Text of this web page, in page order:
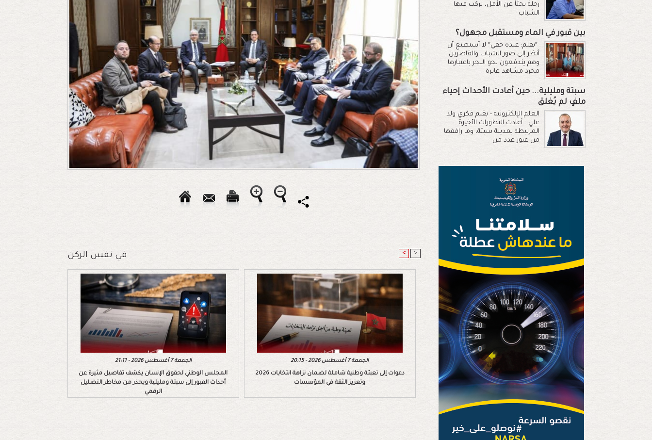
في نفس الركن < >
الجمعة 7 أغسطس 2026 - 21:11
المجلس الوطني لحقوق الإنسان يكشف تفاصيل مثيرة عن
أحداث العبور إلى سبتة ومليلية ويحذر من مخاطر التضليل
الرقمي
الجمعة 7 أغسطس 2026 - 20:15
دعوات إلى تعبئة وطنية شاملة لضمان نزاهة انتخابات 2026
وتعزيز الثقة في المؤسسات
رحلةً بحثاً عن الأمل، يركب فيها
الشباب
بين قبور في الماء ومستقبل مجهول؟
*بقلم: عبده حقي* لا أستطيع أن
أنظر إلى صور الشباب والقاصرين
وهم يندفعون نحو البحر باعتبارها
مجرد مشاهد عابرة
سبتة ومليلية... حين أعادت الأحداث إحياء
ملفٍ لم يُغلق
العلم الإلكترونية - بقلم فكري ولد
علي أعادت التطورات الأخيرة
المرتبطة بمدينة سبتة، وما رافقها
من عبور عدد من